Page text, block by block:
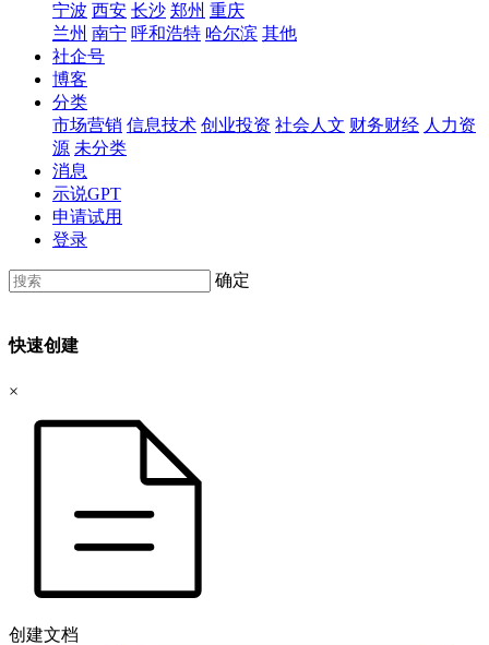
宁波 西安 长沙 郑州 重庆
兰州 南宁 呼和浩特 哈尔滨 其他
社企号
博客
分类
市场营销 信息技术 创业投资 社会人文 财务财经 人力资
源 未分类
消息
示说GPT
申请试用
登录
确定
快速创建
×
创建文档